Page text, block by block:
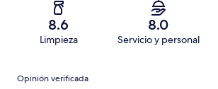
8.6
Limpieza
8.0
Servicio y personal
Opiniones
Opinión verificada